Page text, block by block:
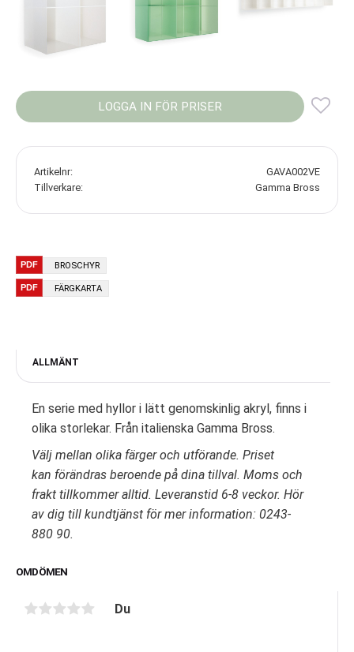
LOGGA IN FÖR PRISER
Artikelnr
GAVA002VE
Tillverkare
Gamma Bross
BROSCHYR
FÄRGKARTA
ALLMÄNT
En serie med hyllor i lätt genomskinlig akryl, finns i
olika storlekar. Från italienska Gamma Bross.
Välj mellan olika färger och utförande. Priset
kan förändras beroende på dina tillval. Moms och
frakt tillkommer alltid. Leveranstid 6-8 veckor. Hör
av dig till kundtjänst för mer information: 0243-
880 90.
OMDÖMEN
Du